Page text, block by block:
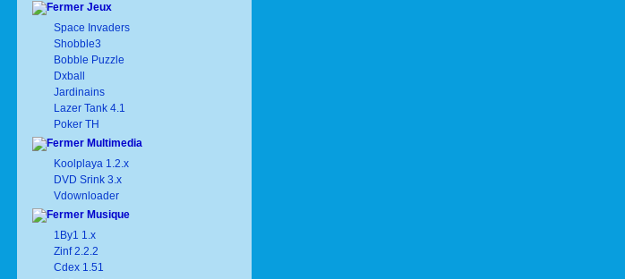
Jeux
Space Invaders
Shobble3
Bobble Puzzle
Dxball
Jardinains
Lazer Tank 4.1
Poker TH
Multimedia
Koolplaya 1.2.x
DVD Srink 3.x
Vdownloader
Musique
1By1 1.x
Zinf 2.2.2
Cdex 1.51